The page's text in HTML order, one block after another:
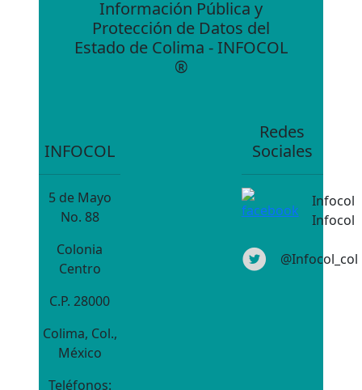
Información Pública y
Protección de Datos del
Estado de Colima - INFOCOL
®
INFOCOL
5 de Mayo
No. 88
Colonia
Centro
C.P. 28000
Colima, Col.,
México
Teléfonos:
Redes
Sociales
Infocol
Infocol
@Infocol_col